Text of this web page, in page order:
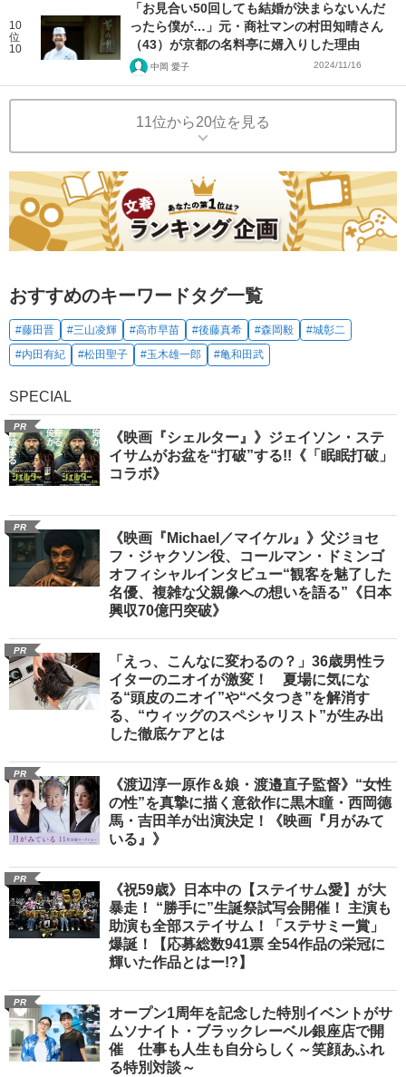
10
位
10
「お見合い50回しても結婚が決まらないんだ
ったら僕が…」元・商社マンの村田知晴さん
（43）が京都の名料亭に婿入りした理由
中岡 愛子 2024/11/16
11位から20位を見る
おすすめのキーワードタグ一覧
#藤田晋 #三山凌輝 #高市早苗 #後藤真希 #森岡毅
#城彰二
#内田有紀
#松田聖子 #玉木雄一郎 #亀和田武
SPECIAL
PR
《映画『シェルター』》ジェイソン・ステ
イサムがお盆を“打破”する!!《「眠眠打破」
コラボ》
PR
《映画『Michael／マイケル』》父ジョセ
フ・ジャクソン役、コールマン・ドミンゴ
オフィシャルインタビュー“観客を魅了した
名優、複雑な父親像への想いを語る”《日本
興収70億円突破》
PR
「えっ、こんなに変わるの？」36歳男性ラ
イターのニオイが激変！ 夏場に気にな
る“頭皮のニオイ”や“ベタつき”を解消す
る、“ウィッグのスペシャリスト”が生み出
した徹底ケアとは
PR
《渡辺淳一原作＆娘・渡邉直子監督》“女性
の性”を真摯に描く意欲作に黒木瞳・西岡德
馬・吉田羊が出演決定！《映画『月がみて
いる』》
PR
《祝59歳》日本中の【ステイサム愛】が大
暴走！ “勝手に”生誕祭試写会開催！ 主演も
助演も全部ステイサム！「ステサミー賞」
爆誕！【応募総数941票 全54作品の栄冠に
輝いた作品とはー!?】
PR
オープン1周年を記念した特別イベントがサ
ムソナイト・ブラックレーベル銀座店で開
催 仕事も人生も自分らしく～笑顔あふれ
る特別対談～